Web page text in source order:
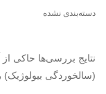
دسته‌بندی نشده
نتایج بررسی‌ها حاکی
(سالخوردگی بیولوژیک)